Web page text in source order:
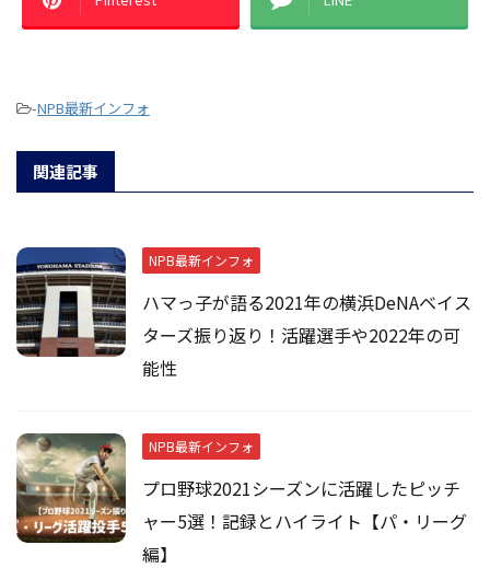
-NPB最新インフォ
関連記事
NPB最新インフォ
ハマっ子が語る2021年の横浜DeNAベイス
ターズ振り返り！活躍選手や2022年の可
能性
NPB最新インフォ
プロ野球2021シーズンに活躍したピッチ
ャー5選！記録とハイライト【パ・リーグ
編】